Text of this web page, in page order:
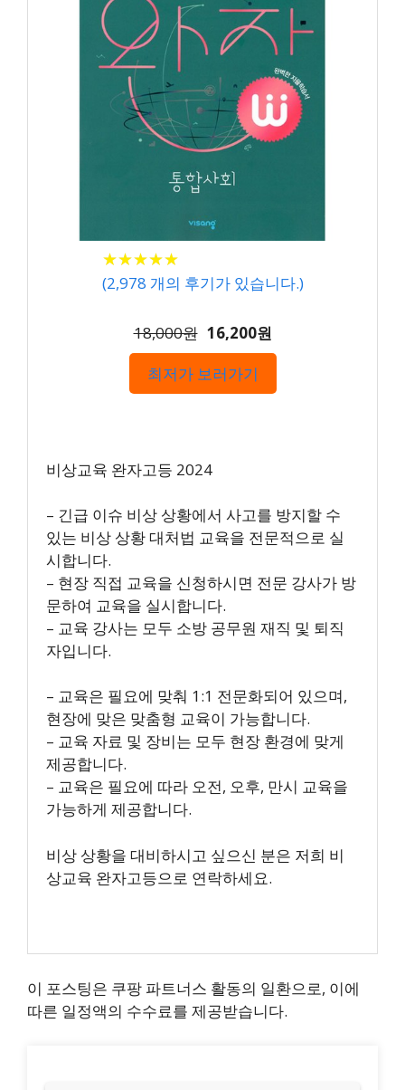
★★★★★
★★★★★
(2,978 개의 후기가 있습니다.)
18,000원 16,200원
최저가 보러가기
비상교육 완자고등 2024
– 긴급 이슈 비상 상황에서 사고를 방지할 수
있는 비상 상황 대처법 교육을 전문적으로 실
시합니다.
– 현장 직접 교육을 신청하시면 전문 강사가 방
문하여 교육을 실시합니다.
– 교육 강사는 모두 소방 공무원 재직 및 퇴직
자입니다.
– 교육은 필요에 맞춰 1:1 전문화되어 있으며,
현장에 맞은 맞춤형 교육이 가능합니다.
– 교육 자료 및 장비는 모두 현장 환경에 맞게
제공합니다.
– 교육은 필요에 따라 오전, 오후, 만시 교육을
가능하게 제공합니다.
비상 상황을 대비하시고 싶으신 분은 저희 비
상교육 완자고등으로 연락하세요.
이 포스팅은 쿠팡 파트너스 활동의 일환으로, 이에
따른 일정액의 수수료를 제공받습니다.